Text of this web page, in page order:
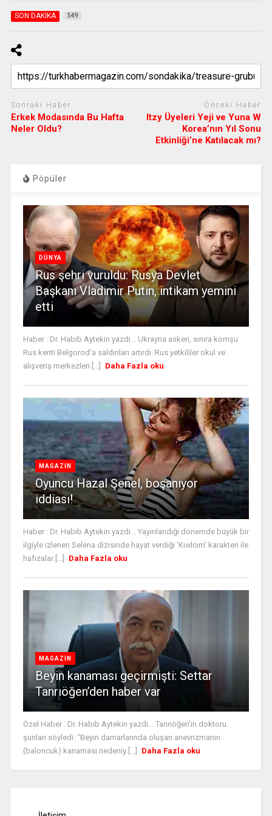
SON DAKİKA 549
Sonraki Haber
Erkek Modasında Bu Hafta
Neler Oldu?
Önceki Haber
Itzy Üyeleri Yeji ve Yuna W
Korea’nın Yıl Sonu
Etkinliği’ne Katılacak mı?
Pöpüler
DÜNYA
Rus şehri vuruldu: Rusya Devlet
Başkanı Vladimir Putin, intikam yemini
etti
Haber : Dr. Habib Aytekin yazdı... Ukrayna askeri, sınıra komşu
Rus kenti Belgorod'a saldırıları artırdı. Rus yetkililer okul ve
alışveriş merkezleri [...]
Daha Fazla oku
MAGAZİN
Oyuncu Hazal Şenel, boşanıyor
iddiası!
Haber : Dr. Habib Aytekin yazdı... Yayınlandığı dönemde büyük bir
ilgiyle izlenen Selena dizisinde hayat verdiği 'Kıvılcım' karakteri ile
hafızalar [...]
Daha Fazla oku
MAGAZİN
Beyin kanaması geçirmişti: Settar
Tanrıöğen’den haber var
Özel Haber : Dr. Habib Aytekin yazdı... Tanrıöğen'in doktoru
şunları söyledi: "Beyin damarlarında oluşan anevrizmanın
(baloncuk) kanaması nedeniy [...]
Daha Fazla oku